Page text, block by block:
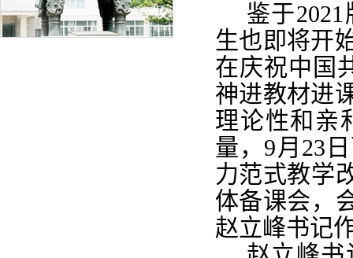
鉴于
生也即将开
在庆祝中国
神进教材进
理论性和亲
量，9月23
力范式教学
体备课会，
赵立峰书记